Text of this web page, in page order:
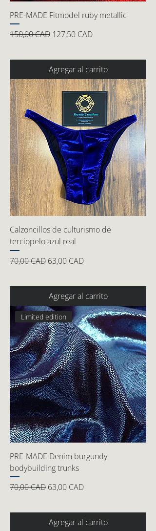
PRE-MADE Fitmodel ruby metallic
Precio
150,00 CAD Precio de oferta
127,50 CAD
Agregar al carrito
Calzoncillos de culturismo de
terciopelo azul real
Precio
70,00 CAD Precio de oferta
63,00 CAD
Agregar al carrito
Limited edition
PRE-MADE Denim burgundy
bodybuilding trunks
Precio
70,00 CAD Precio de oferta
63,00 CAD
Agregar al carrito